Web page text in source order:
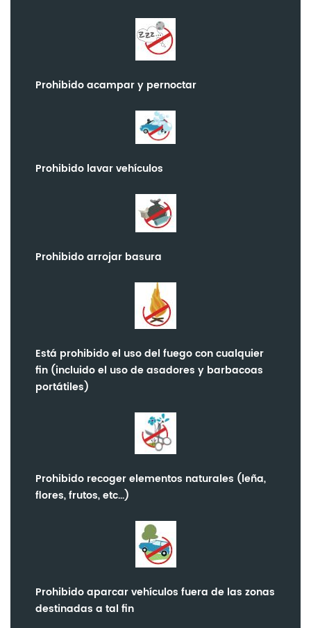
Prohibido acampar y pernoctar
Prohibido lavar vehículos
Prohibido arrojar basura
Está prohibido el uso del fuego con cualquier
fin (incluido el uso de asadores y barbacoas
portátiles)
Prohibido recoger elementos naturales (leña,
flores, frutos, etc...)
Prohibido aparcar vehículos fuera de las zonas
destinadas a tal fin